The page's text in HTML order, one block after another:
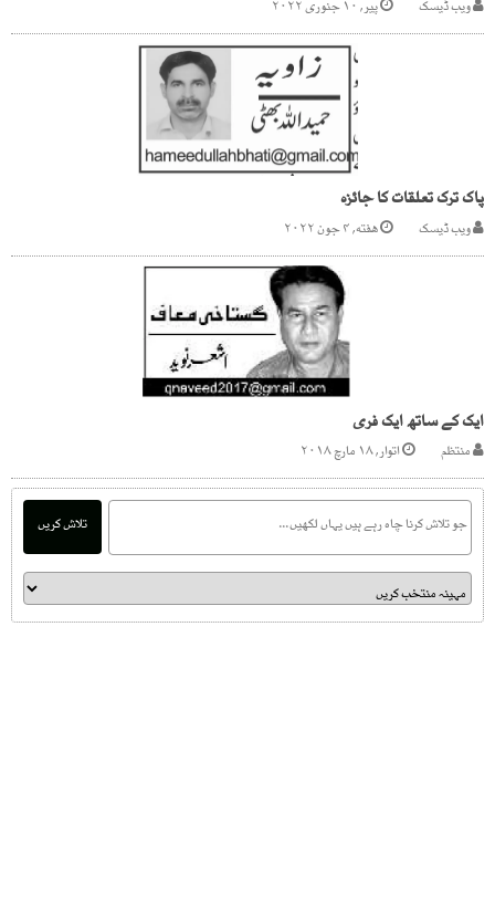
ویب ڈیسک پیر, ۱۰ جنوری ۲۰۲۲
پاک ترک تعلقات کا جائزہ
ویب ڈیسک هفته, ۴ جون ۲۰۲۲
ایک کے ساتھ ایک فری
منتظم اتوار, ۱۸ مارچ ۲۰۱۸
تلاش کریں